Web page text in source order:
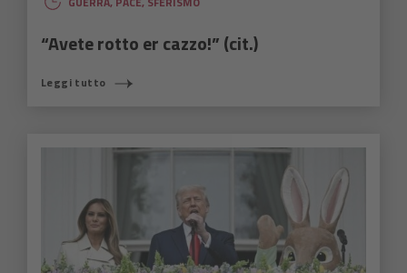
“Avete rotto er cazzo!” (cit.)
Leggi tutto